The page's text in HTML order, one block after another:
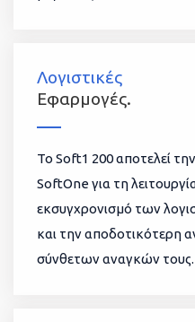
Λογιστικές
Εφαρμογές.
To Soft1 200 αποτελεί
SoftOne για τη
εκσυγχρονισμό των
και την αποδοτικότερη
σύνθετων αναγκών τους.